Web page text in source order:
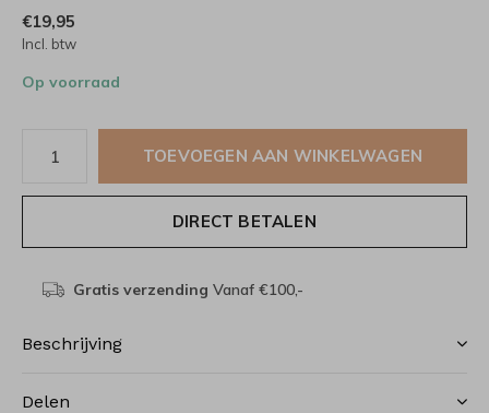
€19,95
Incl. btw
Op voorraad
TOEVOEGEN AAN WINKELWAGEN
DIRECT BETALEN
Gratis verzending Vanaf €100,-
Beschrijving
Delen